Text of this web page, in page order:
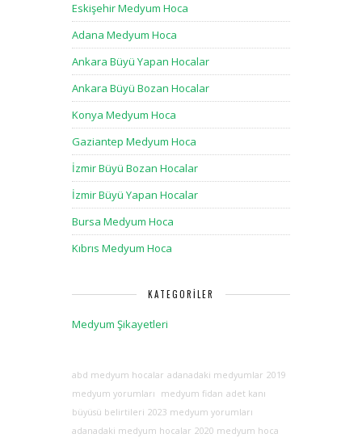
Eskişehir Medyum Hoca
Adana Medyum Hoca
Ankara Büyü Yapan Hocalar
Ankara Büyü Bozan Hocalar
Konya Medyum Hoca
Gaziantep Medyum Hoca
İzmir Büyü Bozan Hocalar
İzmir Büyü Yapan Hocalar
Bursa Medyum Hoca
Kıbrıs Medyum Hoca
KATEGORILER
Medyum Şikayetleri
abd medyum hocalar adanadaki medyumlar 2019
medyum yorumları
medyum fidan adet kanı
büyüsü belirtileri 2023 medyum yorumları
adanadaki medyum hocalar 2020 medyum hoca